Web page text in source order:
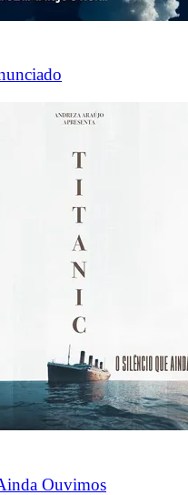
Ouvimos